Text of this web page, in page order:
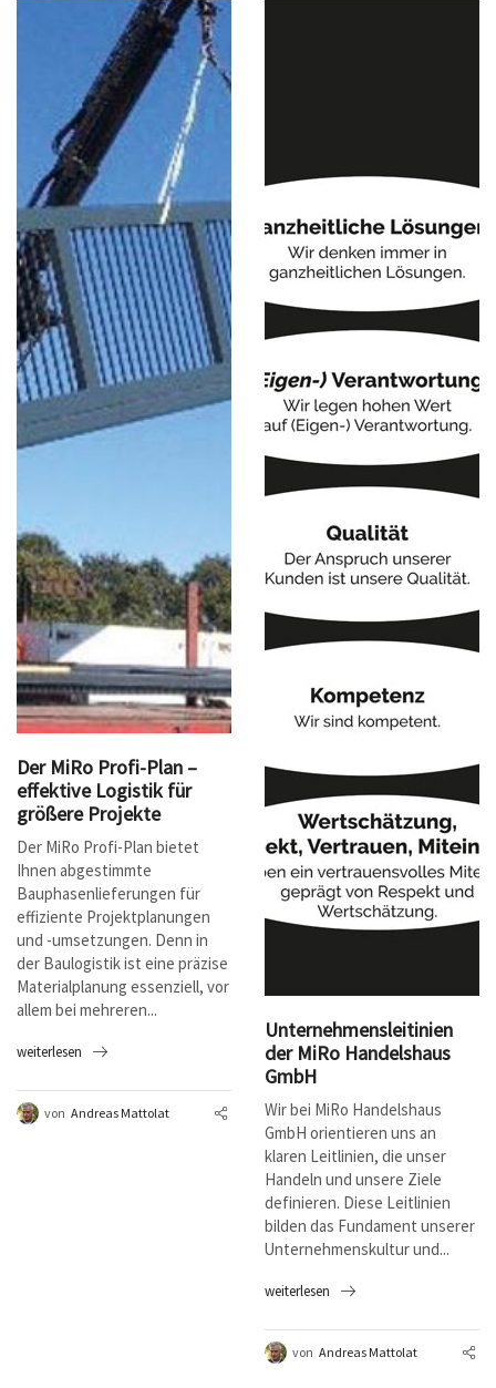
Der MiRo Profi-Plan –
effektive Logistik für
größere Projekte
Der MiRo Profi-Plan bietet
Ihnen abgestimmte
Bauphasenlieferungen für
effiziente Projektplanungen
und -umsetzungen. Denn in
der Baulogistik ist eine präzise
Materialplanung essenziell, vor
allem bei mehreren...
weiterlesen
von Andreas Mattolat
Unternehmensleitinien
der MiRo Handelshaus
GmbH
Wir bei MiRo Handelshaus
GmbH orientieren uns an
klaren Leitlinien, die unser
Handeln und unsere Ziele
definieren. Diese Leitlinien
bilden das Fundament unserer
Unternehmenskultur und...
weiterlesen
von Andreas Mattolat